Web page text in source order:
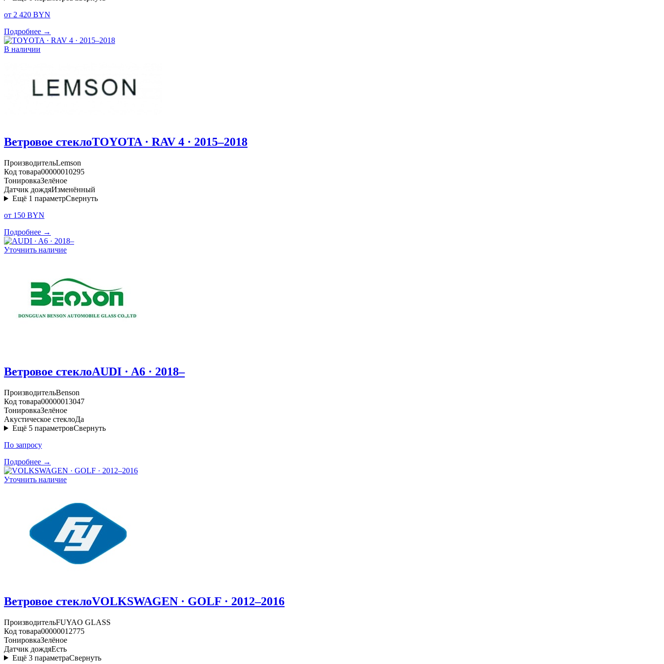
от 2 420 BYN
Подробнее →
В наличии
Ветровое стеклоTOYOTA · RAV 4 · 2015–2018
ПроизводительLemson
Код товара00000010295
ТонировкаЗелёное
Датчик дождяИзменённый
Ещё 1 параметрСвернуть
от 150 BYN
Подробнее →
Уточнить наличие
Ветровое стеклоAUDI · A6 · 2018–
ПроизводительBenson
Код товара00000013047
ТонировкаЗелёное
Акустическое стеклоДа
Ещё 5 параметровСвернуть
По запросу
Подробнее →
Уточнить наличие
Ветровое стеклоVOLKSWAGEN · GOLF · 2012–2016
ПроизводительFUYAO GLASS
Код товара00000012775
ТонировкаЗелёное
Датчик дождяЕсть
Ещё 3 параметраСвернуть